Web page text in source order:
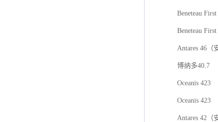
Beneteau
Beneteau
Antares 46（
博纳多40.7
Oceanis 423
Oceanis 423
Antares 42（